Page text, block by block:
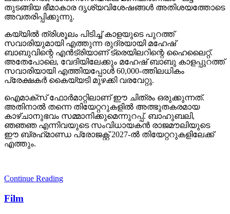
തുടങ്ങിയ ഭീമാകാര ദൃശ്യവിശേഷങ്ങള്‍ അതിശയത്തോടെ
അവതരിപ്പിക്കുന്നു.
കയ്യില്‍ ത്രിശൂലം പിടിച്ച് കാളയുടെ പുറത്ത്
സവാരിയുമായി എത്തുന്ന രുദ്രയായി മഹേഷ്
ബാബുവിന്റെ എന്‍ട്രിയാണ് ട്രെയിലറിന്റെ ഹൈലൈറ്റ്.
അതേപോലെ, വേദിയിലേക്കും മഹേഷ് ബാബു കാളപ്പുറത്ത്
സവാരിയായി എത്തിയപ്പോള്‍ 60,000-ത്തിലധികം
പ്രേക്ഷകര്‍ കൈയ്യടി മുഴക്കി വരവേറ്റു.
ഐമാക്‌സ് ഫോര്‍മാറ്റിലാണ് ഈ ചിത്രം ഒരുക്കുന്നത്.
അതിനാല്‍ തന്നെ തിയേറ്ററുകളില്‍ അത്ഭുതകരമായ
കാഴ്ചാനുഭവം സമ്മാനിക്കുമെന്നുറപ്പ്. ബാഹുബലി,
ഞഞഞ എന്നിവയുടെ സംവിധായകന്‍ രാജമൗലിയുടെ
ഈ ബ്രഹ്‌മാണ്ഡ പ്രോജക്റ്റ് 2027-ല്‍ തിയേറ്ററുകളിലേക്ക്
എത്തും.
Continue Reading
Film